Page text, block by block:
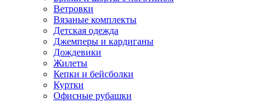
Ветровки
Вязаные комплекты
Детская одежда
Джемперы и кардиганы
Дождевики
Жилеты
Кепки и бейсболки
Куртки
Офисные рубашки